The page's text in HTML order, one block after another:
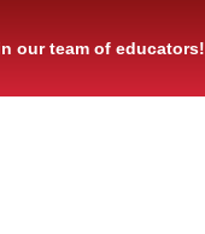
our team of educators!